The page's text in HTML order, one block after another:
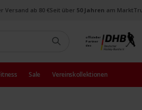
Versand ab 80 €Seit über 50 Jahren am Markt
offizieller
Partner
des
Sale Vereinskollektionen